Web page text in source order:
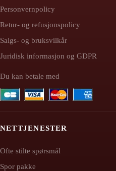
Personvernpolicy
Retur- og refusjonspolicy
Salgs- og bruksvilkår
Juridisk informasjon og GDPR
Du kan betale med
NETTJENESTER
Ofte stilte spørsmål
Spor pakke